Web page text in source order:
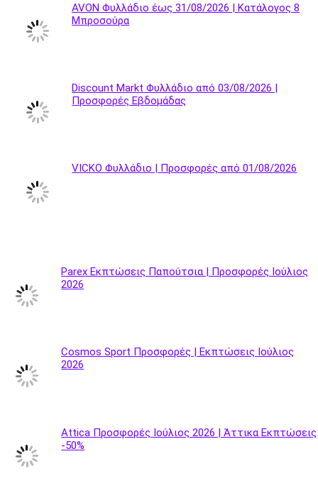
AVON Φυλλάδιο έως 31/08/2026 | Κατάλογος 8
Μπροσούρα
Discount Markt Φυλλάδιο από 03/08/2026 |
Προσφορές Εβδομάδας
VICKO Φυλλάδιο | Προσφορές από 01/08/2026
Parex Εκπτώσεις Παπούτσια | Προσφορές Ιούλιος
2026
Cosmos Sport Προσφορές | Εκπτώσεις Ιούλιος
2026
Attica Προσφορές Ιούλιος 2026 | Άττικα Εκπτώσεις
-50%